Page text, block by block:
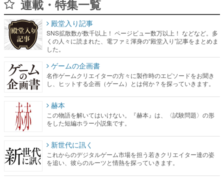
連載・特集一覧
殿堂入り記事
SNS拡散数が数千以上！ ページビュー数万以上！ などなど。多
くの人々に読まれた、電ファミ渾身の“殿堂入り”記事をまとめま
した。
ゲームの企画書
名作ゲームクリエイターの方々に製作時のエピソードをお聞き
し、ヒットする企画（ゲーム）とは何か？を探っていきます。
赫本
この物語を解いてはいけない。『赫本』は、〈試験問題〉の形
をした短編ホラー小説集です。
新世代に訊く
これからのデジタルゲーム市場を担う若きクリエイター達の姿
を追い、彼らのルーツと情熱を探っていきます。